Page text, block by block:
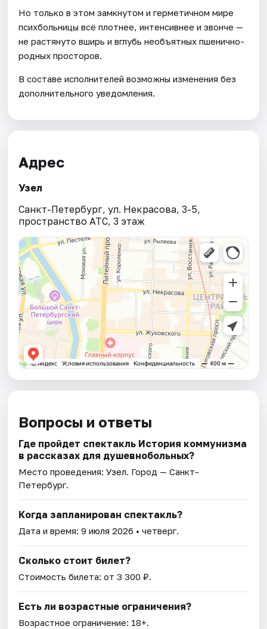
Но только в этом замкнутом и герметичном мире
психбольницы всё плотнее, интенсивнее и звонче —
не растянуто вширь и вглубь необъятных пшенично-
родных просторов.
В составе исполнителей возможны изменения без
дополнительного уведомления.
Адрес
Узел
Санкт-Петербург, ул. Некрасова, 3-5,
пространство АТС, 3 этаж
Вопросы и ответы
Где пройдет спектакль История коммунизма
в рассказах для душевнобольных?
Место проведения:Узел. Город — Санкт-
Петербург.
Когда запланирован спектакль?
Дата и время:9 июля 2026 • четверг.
Сколько стоит билет?
Стоимость билета: от 3 300 ₽.
Есть ли возрастные ограничения?
Возрастное ограничение: 18+.